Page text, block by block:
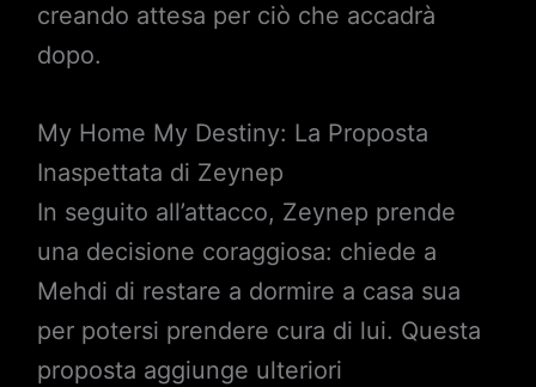
creando attesa per ciò che accadrà
dopo.
My Home My Destiny: La Proposta
Inaspettata di Zeynep
In seguito all’attacco, Zeynep prende
una decisione coraggiosa: chiede a
Mehdi di restare a dormire a casa sua
per potersi prendere cura di lui. Questa
proposta aggiunge ulteriori